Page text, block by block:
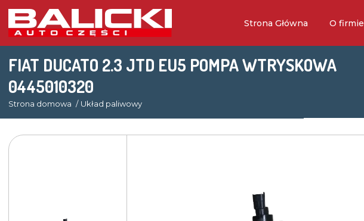
Strona Główna O firmie
FIAT DUCATO 2.3 JTD EU5 POMPA WTRYSKOWA
0445010320
Strona domowa Układ paliwowy